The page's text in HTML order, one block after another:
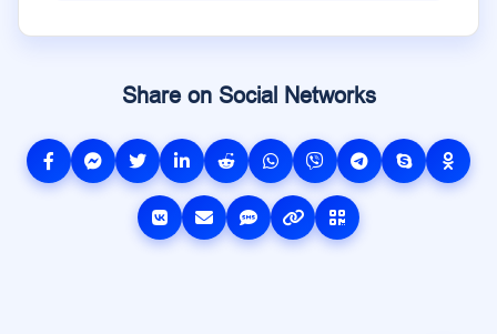
Share on Social Networks